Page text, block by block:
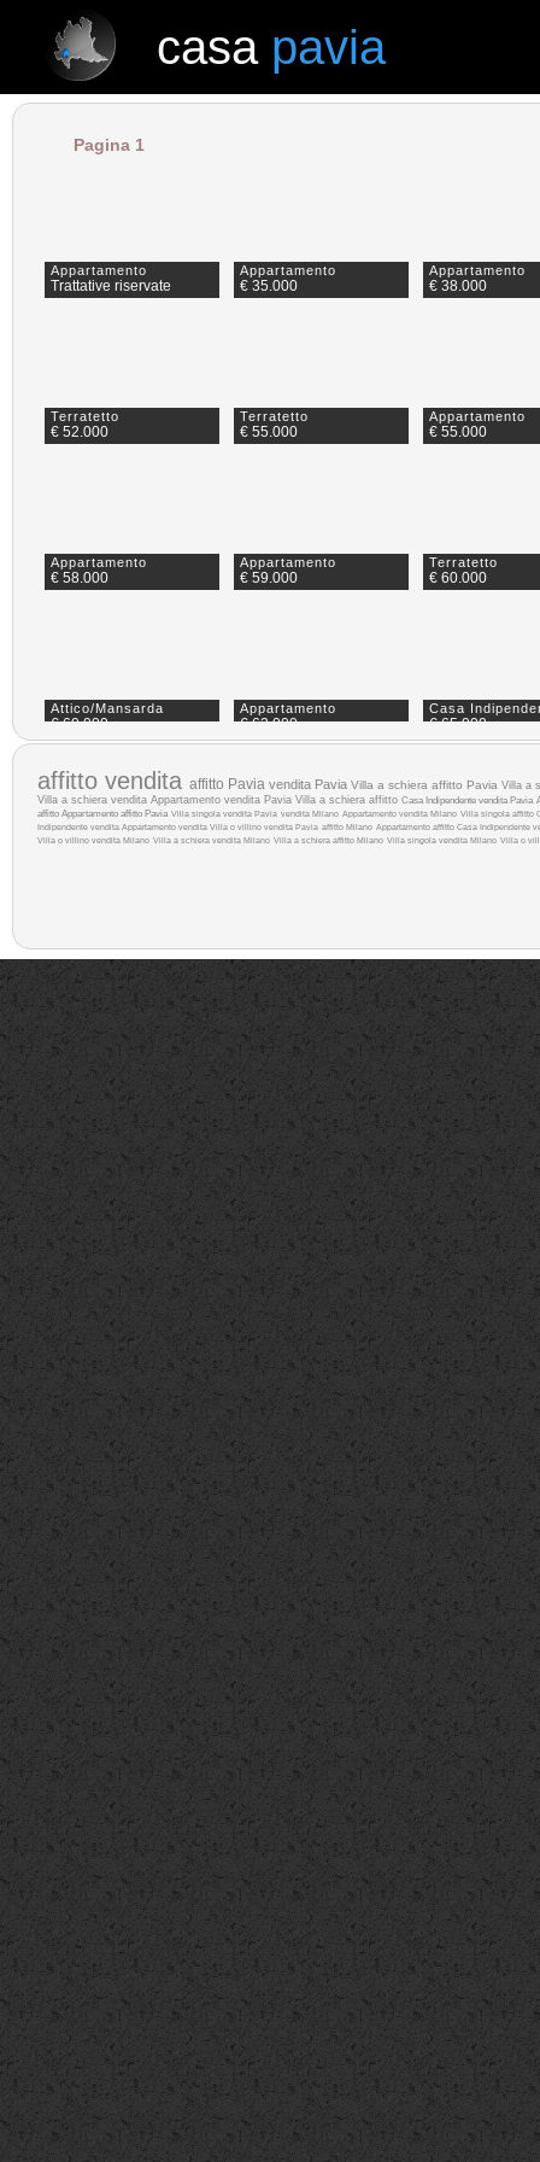
casa pavia
Pagina 1
Appartamento
Trattative riservate
Appartamento
€ 35.000
Appartamento
€ 38.000
Terratetto
€ 52.000
Terratetto
€ 55.000
Appartamento
€ 55.000
Appartamento
€ 58.000
Appartamento
€ 59.000
Terratetto
€ 60.000
Attico/Mansarda
€ 60.000
Appartamento
€ 62.000
Casa
€ 65.000
Appartamento
€ 73.000
Appartamento
€ 74.000
Appartamento
€ 75.000
Appartamento
€ 75.000
Casa Indipendente
€ 75.000
Terratetto
€ 75.000
Rustico/Casale/Corte
€ 78.000
Appartamento
€ 79.600
Appartamento
€ 79.900
Appartamento
€ 82.000
Appartamento
€ 83.000
Appartamento
€ 84.000
Appartamento
€ 85.000
Terratetto
€ 85.000
Appartamento
€ 88.000
affitto vendita affitto Pavia vendita Pavia Villa a schiera affitto Pavia Villa a
Villa a schiera vendita Appartamento vendita Pavia Villa a schiera affitto Casa Indipendente vendita Pavia
affitto Appartamento affitto Pavia Villa singola vendita Pavia vendita Milano Appartamento vendita Milano Villa singola affitto
Indipendente vendita Appartamento vendita Villa o villino vendita Pavia affitto Milano Appartamento affitto Casa Indipendente
Villa o villino vendita Milano Villa a schiera vendita Milano Villa a schiera affitto Milano Villa singola vendita Milano Villa o
pavia